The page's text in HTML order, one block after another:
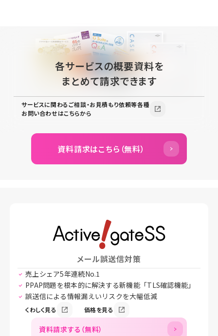
各サービスの概要資料を
まとめて請求できます
サービスに関わるご相談・お見積もり依頼等各種
お問い合わせはこちらから
資料請求はこちら（無料）
メール誤送信対策
売上シェア5年連続No.1
PPAP問題を根本的に解決する新機能「TLS確認機能」
誤送信による情報漏えいリスクを大幅低減
くわしく見る 価格を見る
資料請求する（無料）